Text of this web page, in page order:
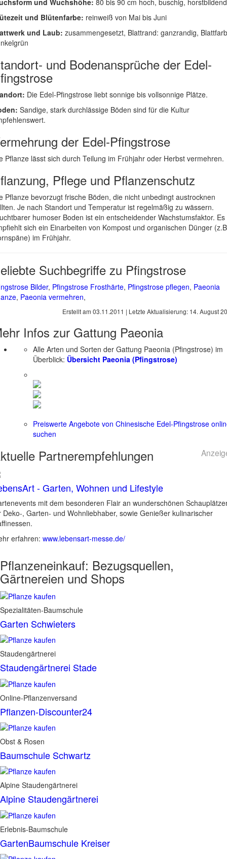
und Wuchshöhe: 80 bis 90 cm hoch, buschig, horstbildend
und Blütenfarbe: reinweiß von Mai bis Juni
und Laub: zusammengesetzt, Blattrand: ganzrandig,
und Bodenansprüche der Edel-
Die Edel-Pfingstrose liebt sonnige bis vollsonnige Plätze.
Sandige, stark durchlässige Böden sind für die Kultur
der Edel-Pfingstrose
Pflanze lässt sich durch Teilung im Frühjahr oder Herbst vermehren.
Pflege und Pflanzenschutz
Pflanze bevorzugt frische Böden, die nicht unbedingt austrocknen
Je nach Standort und Temperatur ist regelmäßig zu wässern.
humoser Boden ist ein entscheidender Wachstumsfaktor. Es
sich ein Einarbeiten von Kompost und organischen Dünger
im Frühjahr.
Suchbegriffe zu Pfingstrose
Bilder, Pfingstrose Frosthärte, Pfingstrose pflegen, Paeonia
, Paeonia vermehren,
Erstellt am 03.11.2011 | Letzte Aktualisierung: 14. August
Infos zur Gattung Paeonia
Alle Arten und Sorten der Gattung Paeonia (Pfingstrose) im
Überblick: Übersicht Paeonia (Pfingstrose)
Preiswerte Angebote von Chinesische Edel-Pfingstrose
suchen
Partnerempfehlungen
- Garten, Wohnen und Lifestyle
mit dem besonderen Flair an wunderschönen
Deko-, Garten- und Wohnliebhaber, sowie Genießer kulinarischer
erfahren: www.lebensart-messe.de/
Pflanzeneinkauf: Bezugsquellen,
Gärtnereien und Shops
Spezialitäten-Baumschule
Garten Schwieters
Staudengärtnerei
Staudengärtnerei Stade
Online-Pflanzenversand
Pflanzen-Discounter24
Obst & Rosen
Baumschule Schwartz
Alpine Staudengärtnerei
Alpine Staudengärtnerei
Erlebnis-Baumschule
GartenBaumschule Kreiser